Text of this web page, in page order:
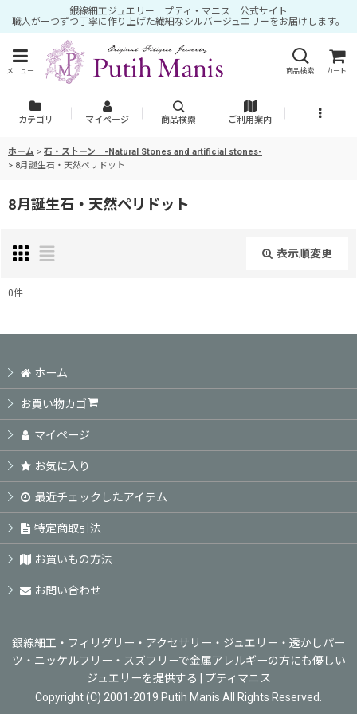
銀線細工ジュエリー プティ・マニス 公式サイト
職人が一つずつ丁寧に作り上げた繊細なシルバージュエリーをお届けします。
メニュー 商品検索 カート
カテゴリ マイページ 商品検索 ご利用案内
ホーム > 石・ストーン -Natural Stones and artificial stones-
> 8月誕生石・天然ペリドット
8月誕生石・天然ペリドット
表示順変更
並び順
絞り込む
0件
ホーム
お買い物カゴ
マイページ
お気に入り
最近チェックしたアイテム
特定商取引法
お買いもの方法
お問い合わせ
銀線細工・フィリグリー・アクセサリー・ジュエリー・透かしパー
ツ・ニッケルフリー・スズフリーで金属アレルギーの方にも優しい
ジュエリーを提供する | プティマニス
Copyright (C) 2001-2019 Putih Manis All Rights Reserved.